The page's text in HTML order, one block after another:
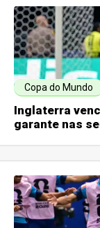
Copa do Mundo
Inglaterra
garante nas